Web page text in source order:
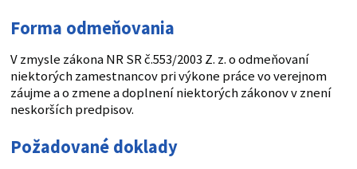
Forma odmeňovania
V zmysle zákona NR SR č.553/2003 Z. z. o odmeňovaní
niektorých zamestnancov pri výkone práce vo verejnom
záujme a o zmene a doplnení niektorých zákonov v znení
neskorších predpisov.
Požadované doklady